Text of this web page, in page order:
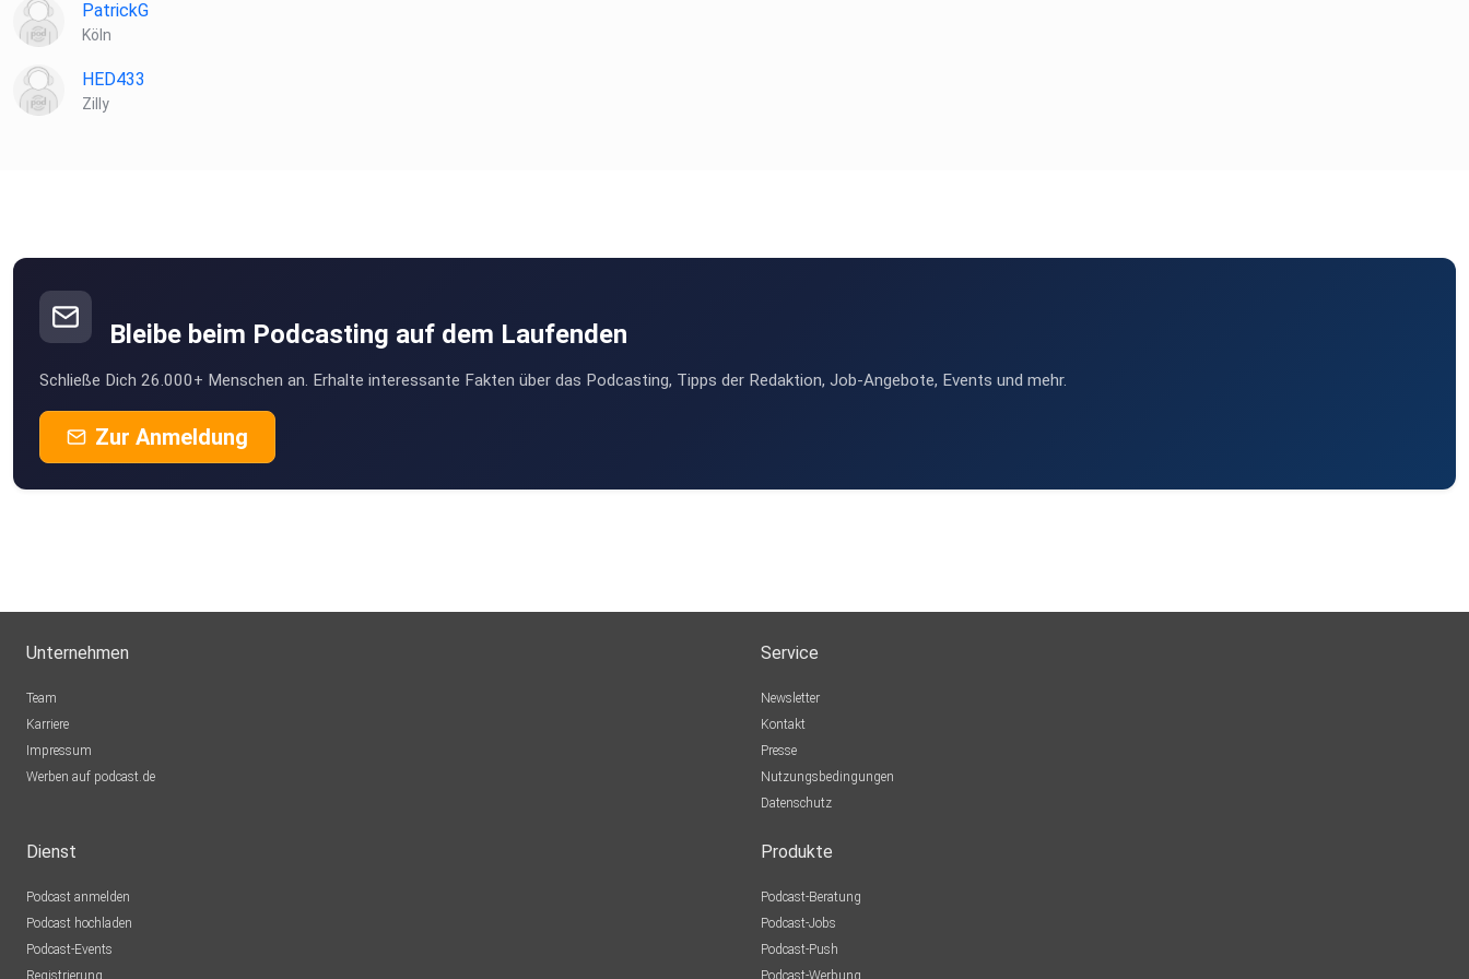
PatrickG
Köln
HED433
Zilly
Bleibe beim Podcasting auf dem Laufenden
Schließe Dich 26.000+ Menschen an. Erhalte interessante Fakten über das Podcasting, Tipps der Redaktion, Job-Angebote, Events und mehr.
Zur Anmeldung
Unternehmen
Team
Karriere
Impressum
Werben auf podcast.de
Service
Newsletter
Kontakt
Presse
Nutzungsbedingungen
Datenschutz
Dienst
Podcast anmelden
Podcast hochladen
Podcast-Events
Registrierung
Produkte
Podcast-Beratung
Podcast-Jobs
Podcast-Push
Podcast-Werbung